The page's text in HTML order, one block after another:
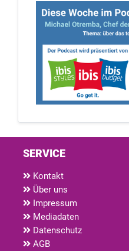
SERVICE
Kontakt
Über uns
Impressum
Mediadaten
Datenschutz
AGB